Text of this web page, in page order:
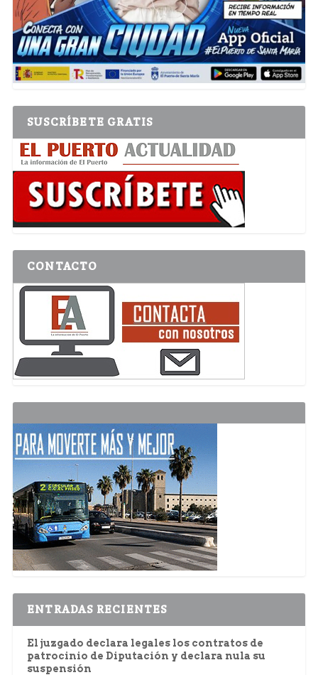
SUSCRÍBETE GRATIS
CONTACTO
ENTRADAS RECIENTES
El juzgado declara legales los contratos de
patrocinio de Diputación y declara nula su
suspensión